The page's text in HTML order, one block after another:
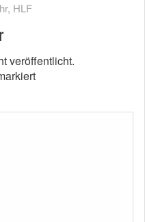
, HLF
veröffentlicht.